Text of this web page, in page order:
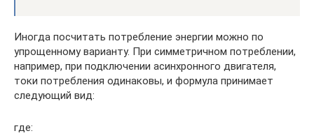
Иногда посчитать потребление энергии можно по
упрощенному варианту. При симметричном потреблении,
например, при подключении асинхронного двигателя,
токи потребления одинаковы, и формула принимает
следующий вид:
где: